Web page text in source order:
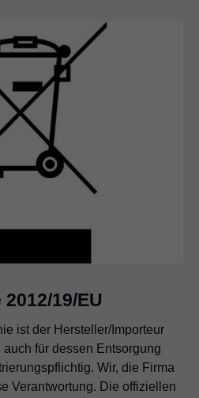
19/EU
ist der Hersteller/Importeur
für dessen Entsorgung
Wir, die Firma
Verantwortung. Die offiziellen